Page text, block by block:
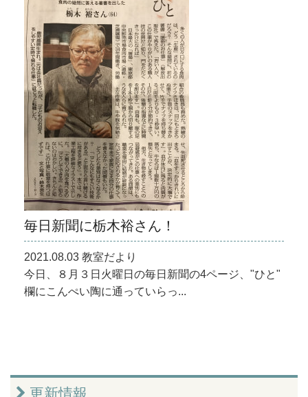
毎日新聞に栃木裕さん！
2021.08.03 教室だより
今日、８月３日火曜日の毎日新聞の4ページ、"ひと"
欄にこんぺい陶に通っていらっ...